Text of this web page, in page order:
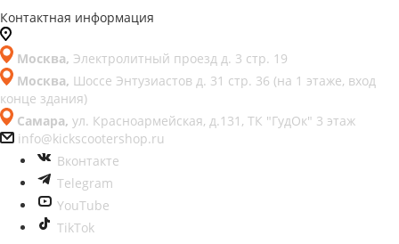
Контактная информация
Москва, Электролитный проезд д. 3 стр. 19
Москва, Шоссе Энтузиастов д. 31 стр. 36 (на 1 этаже, вход
конце здания)
Самара, ул. Красноармейская, д.131, ТК "ГудОк" 3 этаж
info@kickscootershop.ru
Вконтакте
Telegram
YouTube
TikTok